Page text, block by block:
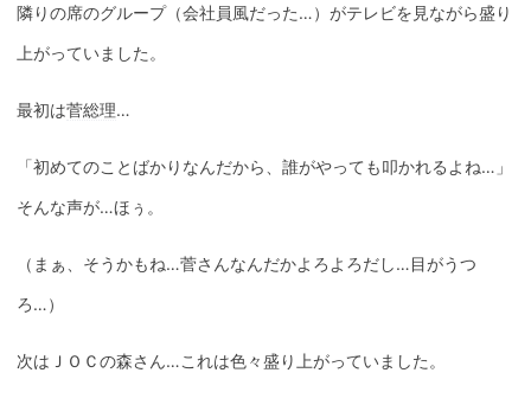
隣りの席のグループ（会社員風だった…）がテレビを見ながら盛り
上がっていました。
最初は菅総理…
「初めてのことばかりなんだから、誰がやっても叩かれるよね…」
そんな声が…ほぅ。
（まぁ、そうかもね…菅さんなんだかよろよろだし…目がうつ
ろ…）
次はＪＯＣの森さん…これは色々盛り上がっていました。